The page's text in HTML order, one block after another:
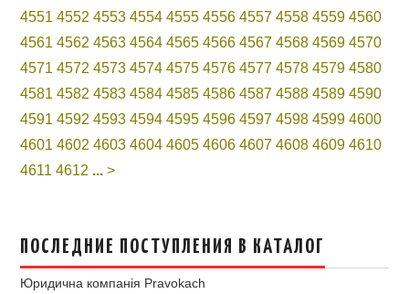
4551 4552 4553 4554 4555 4556 4557 4558 4559 4560
4561 4562 4563 4564 4565 4566 4567 4568 4569 4570
4571 4572 4573 4574 4575 4576 4577 4578 4579 4580
4581 4582 4583 4584 4585 4586 4587 4588 4589 4590
4591 4592 4593 4594 4595 4596 4597 4598 4599 4600
4601 4602 4603 4604 4605 4606 4607 4608 4609 4610
4611 4612 ... >
ПОСЛЕДНИЕ ПОСТУПЛЕНИЯ В КАТАЛОГ
Юридична компанія Pravokach